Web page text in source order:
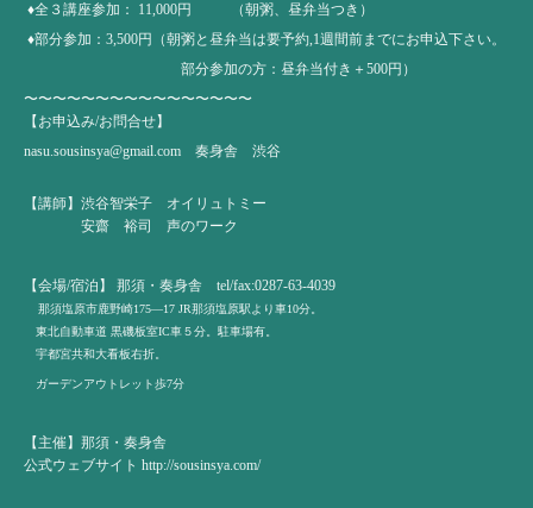
♦全３講座参加： 11,000円 （朝粥、昼弁当つき）
♦部分参加：3,500円（朝粥と昼弁当は要予約,1週間前までにお申込下さい。
部分参加の方：昼弁当付き＋500円）
〜〜〜〜〜〜〜〜〜〜〜〜〜〜〜〜
【お申込み/お問合せ】
nasu.sousinsya@gmail.com 奏身舎 渋谷
【講師】渋谷智栄子 オイリュトミー
安齋 裕司 声のワーク
【会場/宿泊】 那須・奏身舎 tel/fax:0287-63-4039
那須塩原市鹿野崎175―17 JR那須塩原駅より車10分。
東北自動車道 黒磯板室IC車５分。駐車場有。
宇都宮共和大看板右折。
ガーデンアウトレット歩7分
【主催】那須・奏身舎
公式ウェブサイト http://sousinsya.com/